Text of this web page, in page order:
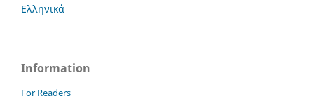
Ελληνικά
Information
For Readers